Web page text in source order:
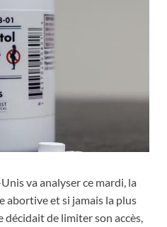
va analyser ce mardi, la
abortive et si jamais la plus
de limiter son accès,